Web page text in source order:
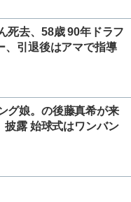
死去、58歳 90年ドラフ
、引退後はアマで指導
グ娘。の後藤真希が来
披露 始球式はワンバン